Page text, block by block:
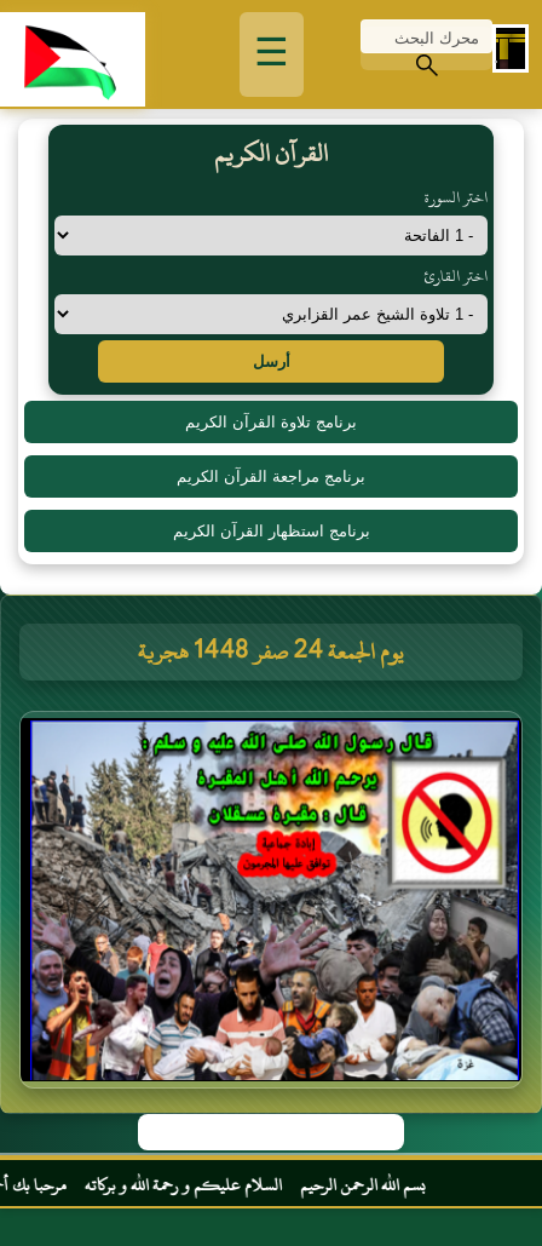
☰
القرآن الكريم
اختر السورة
اختر القارئ
أرسل
برنامج تلاوة القرآن الكريم
برنامج مراجعة القرآن الكريم
برنامج استظهار القرآن الكريم
يوم الجمعة 24 صفر 1448 هجرية
بسم الله الرحمن الرحيم السلام عليكم و رحمة الله و بركاته مرحبا بك أخي